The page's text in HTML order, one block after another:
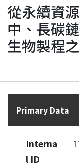
Fundings &
Researchers
Statistics
從永續資
中、長碳
生物製程
Primary Data
Interna
l ID